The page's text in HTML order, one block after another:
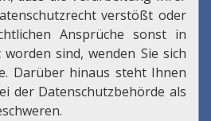
verstößt oder
Ansprüche sonst in
sind, wenden Sie sich
Darüber hinaus steht Ihnen
der Datenschutzbehörde als